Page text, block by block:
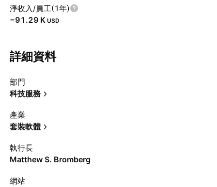
淨收入/員工(1年)
‪−91.29 K‬ USD
詳細資料
部門
科技服務
產業
套裝軟體
執行長
Matthew S. Bromberg
網站